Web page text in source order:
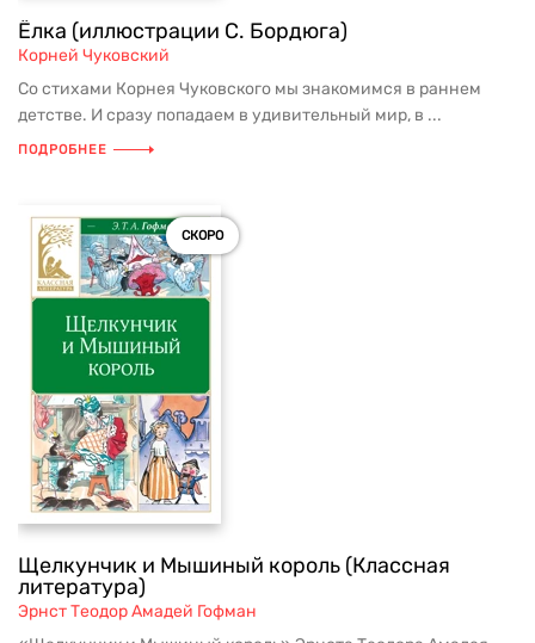
Ёлка (иллюстрации С. Бордюга)
Корней Чуковский
Со стихами Корнея Чуковского мы знакомимся в раннем
детстве. И сразу попадаем в удивительный мир, в ...
ПОДРОБНЕЕ
СКОРО
Щелкунчик и Мышиный король (Классная
литература)
Эрнст Теодор Амадей Гофман